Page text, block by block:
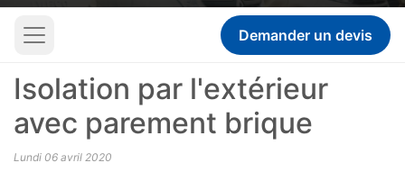
Demander un devis
Isolation par l'extérieur
avec parement brique
Lundi 06 avril 2020